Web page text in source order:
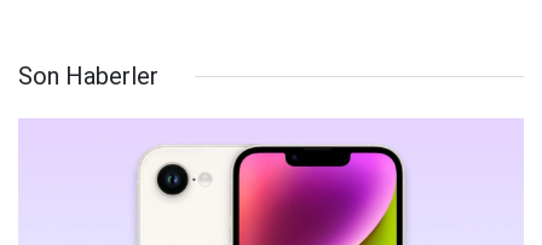
Son Haberler